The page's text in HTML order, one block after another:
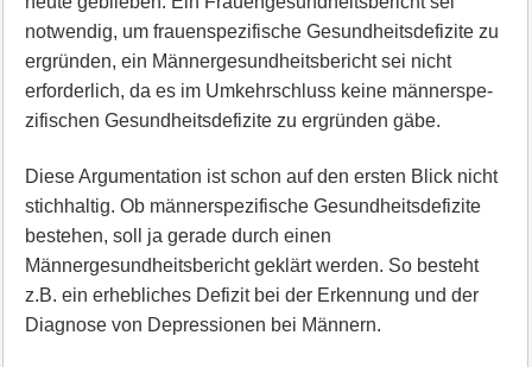
notwendig, um frauenspezifische Gesundheitsdefizite zu
ergrün­den, ein Männergesundheitsbericht sei nicht
erforderlich, da es im Umkehrschluss keine männerspe­
zifischen Gesundheitsdefizite zu ergründen gäbe.
Diese Argumentation ist schon auf den ersten Blick nicht
stichhaltig. Ob männerspezifische Gesund­heitsdefizite
bestehen, soll ja gerade durch einen
Männergesundheitsbericht geklärt werden. So be­steht
z.B. ein erhebliches Defizit bei der Erkennung und der
Diagnose von Depressionen bei Män­nern.